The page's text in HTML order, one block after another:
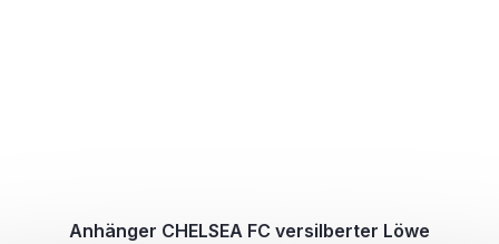
Anhänger CHELSEA FC versilberter Löwe